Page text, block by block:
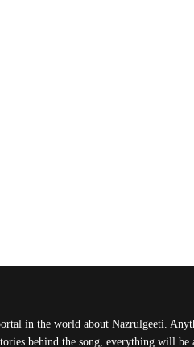
in the world about Nazrulgeeti.
behind the song, everything will